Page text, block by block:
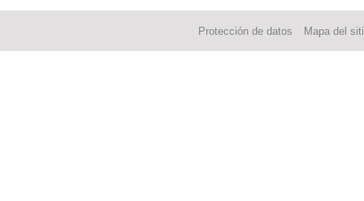
Protección de datos Mapa del